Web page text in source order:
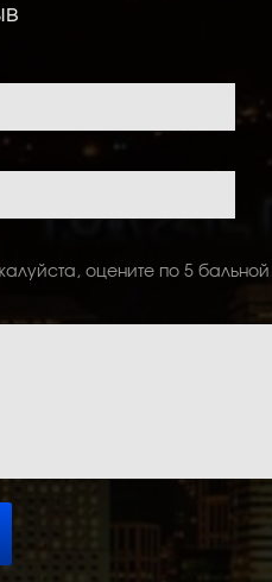
оцените по 5